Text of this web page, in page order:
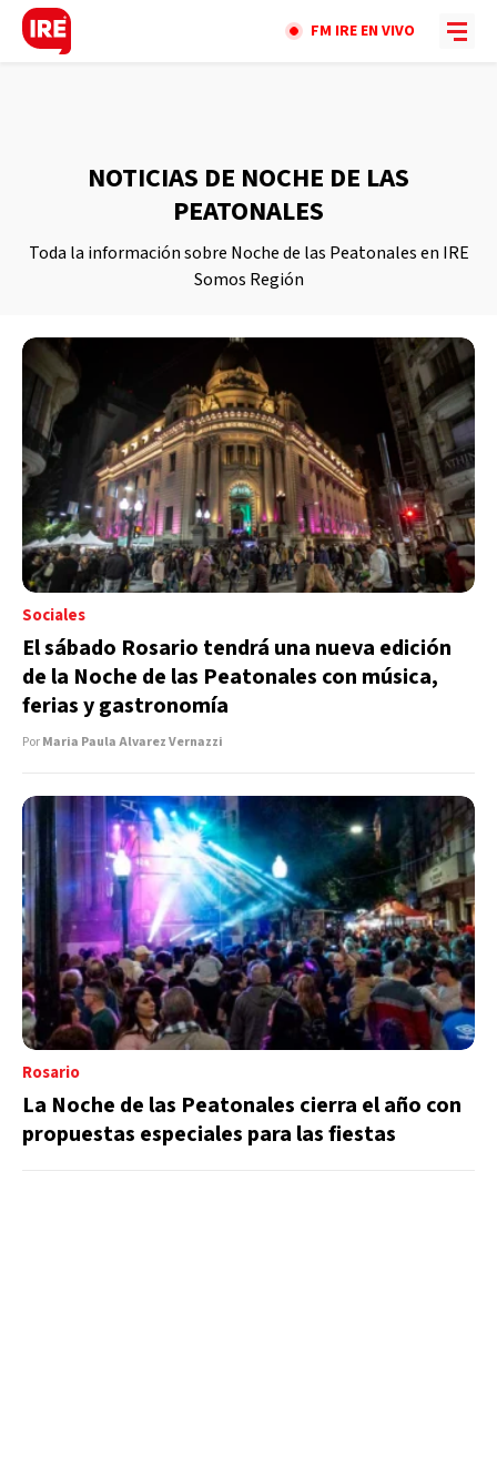
FM IRE EN VIVO
NOTICIAS DE NOCHE DE LAS
PEATONALES
Toda la información sobre Noche de las Peatonales en IRE
Somos Región
Sociales
El sábado Rosario tendrá una nueva edición
de la Noche de las Peatonales con música,
ferias y gastronomía
PorMaria Paula Alvarez Vernazzi
Rosario
La Noche de las Peatonales cierra el año con
propuestas especiales para las fiestas